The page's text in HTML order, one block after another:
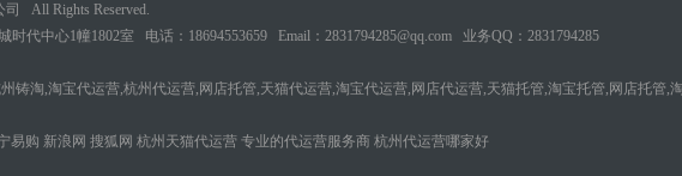
All Rights Reserved.
代中心1幢1802室 电话：18694553659 Email：2831794285@qq.com 业务QQ：2831794285
铸淘,淘宝代运营,杭州代运营,网店托管,天猫代运营,淘宝代运营,网店代运营,天猫托管,淘宝托管,网店托管
易购 新浪网 搜狐网 杭州天猫代运营 专业的代运营服务商 杭州代运营哪家好